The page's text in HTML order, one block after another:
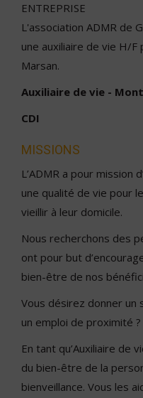
ENTREPRISE
L'association ADMR de
une auxiliaire de vie H/
Marsan.
Auxiliaire de vie -
CDI
MISSIONS
L’ADMR a pour mission
une qualité de vie pour
vieillir à leur domicile.
Nous recherchons des
ont pour but
bien-être de nos
Vous désirez donner
un emploi de proximité
En tant qu’Auxiliaire de
du bien-être de la
bienveillance. Vous les